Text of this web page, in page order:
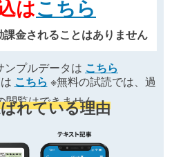
はこちら
金されることはありません
ンプルデータは こちら
こちら ※無料の試読では、過
閲覧はできません
れている理由